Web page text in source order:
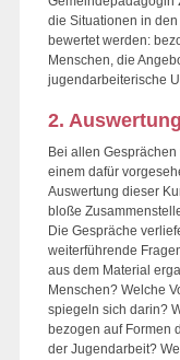
die Situationen in
bewertet werden:
Menschen, die
jugendarbeiterische
2. Auswertung
Bei allen
einem dafür
Auswertung dieser
bloße
Die Gespräche
weiterführende
aus dem Material
Menschen? Welche
spiegeln sich darin?
bezogen auf Formen
der Jugendarbeit?